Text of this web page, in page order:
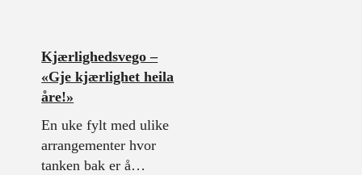
Kjærlighedsvego –
«Gje kjærlighet heila
åre!»
En uke fylt med ulike
arrangementer hvor
tanken bak er å…